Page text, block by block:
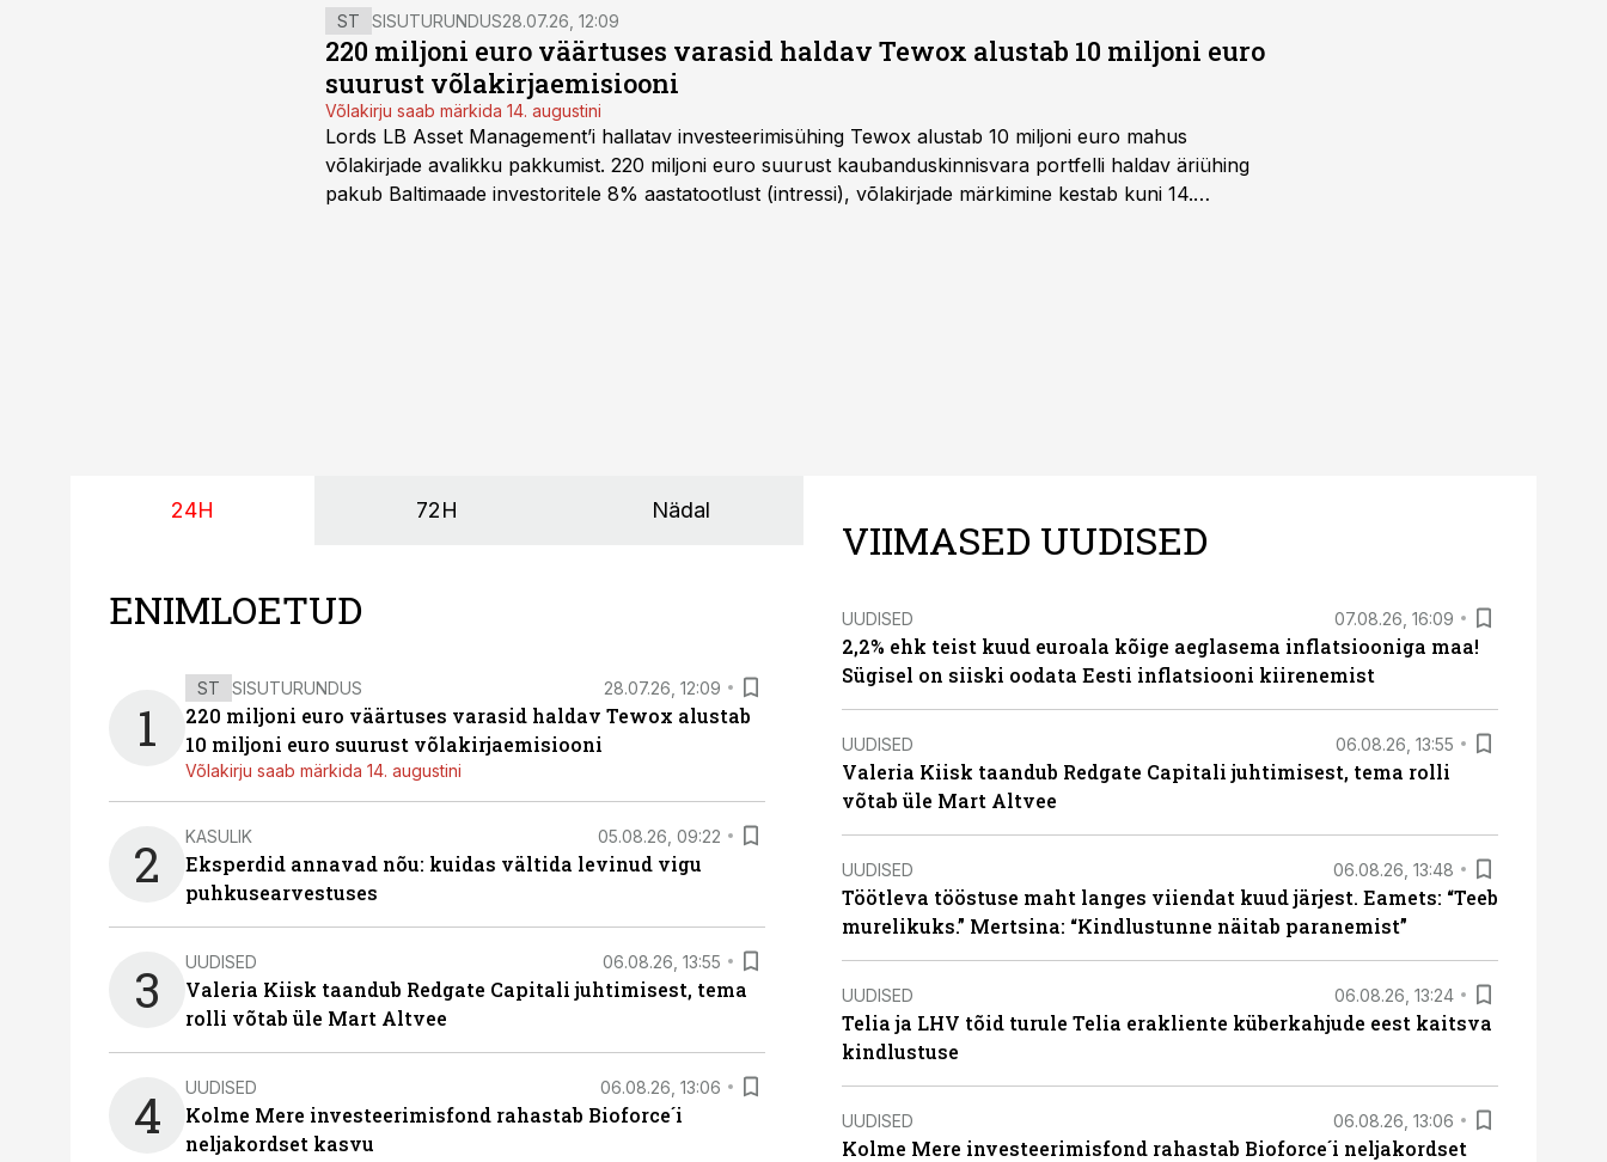
ST SISUTURUNDUS28.07.26, 12:09
220 miljoni euro väärtuses varasid haldav Tewox alustab 10 miljoni euro
suurust võlakirjaemisiooni
Võlakirju saab märkida 14. augustini
Lords LB Asset Management’i hallatav investeerimisühing Tewox alustab 10 miljoni euro mahus
võlakirjade avalikku pakkumist. 220 miljoni euro suurust kaubanduskinnisvara portfelli haldav äriühing
pakub Baltimaade investoritele 8% aastatootlust (intressi), võlakirjade märkimine kestab kuni 14.
24H 72H Nädal
ENIMLOETUD
1
ST SISUTURUNDUS 28.07.26, 12:09
220 miljoni euro väärtuses varasid haldav Tewox alustab
10 miljoni euro suurust võlakirjaemisiooni
Võlakirju saab märkida 14. augustini
2 KASULIK 05.08.26, 09:22
Eksperdid annavad nõu: kuidas vältida levinud vigu
puhkusearvestuses
3 UUDISED 06.08.26, 13:55
Valeria Kiisk taandub Redgate Capitali juhtimisest, tema
rolli võtab üle Mart Altvee
4 UUDISED 06.08.26, 13:06
Kolme Mere investeerimisfond rahastab Bioforce´i
neljakordset kasvu
VIIMASED UUDISED
UUDISED 07.08.26, 16:09
2,2% ehk teist kuud euroala kõige aeglasema inflatsiooniga maa!
Sügisel on siiski oodata Eesti inflatsiooni kiirenemist
UUDISED 06.08.26, 13:55
Valeria Kiisk taandub Redgate Capitali juhtimisest, tema rolli
võtab üle Mart Altvee
UUDISED 06.08.26, 13:48
Töötleva tööstuse maht langes viiendat kuud järjest. Eamets: “Teeb
murelikuks.” Mertsina: “Kindlustunne näitab paranemist”
UUDISED 06.08.26, 13:24
Telia ja LHV tõid turule Telia erakliente küberkahjude eest kaitsva
kindlustuse
UUDISED 06.08.26, 13:06
Kolme Mere investeerimisfond rahastab Bioforce´i neljakordset